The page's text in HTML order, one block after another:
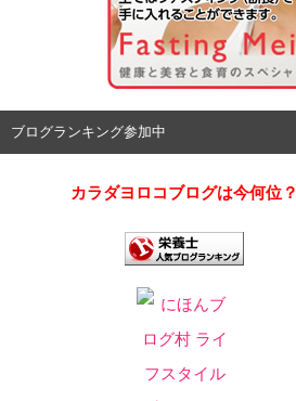
ブログランキング参加中
カラダヨロコブログは今何位？